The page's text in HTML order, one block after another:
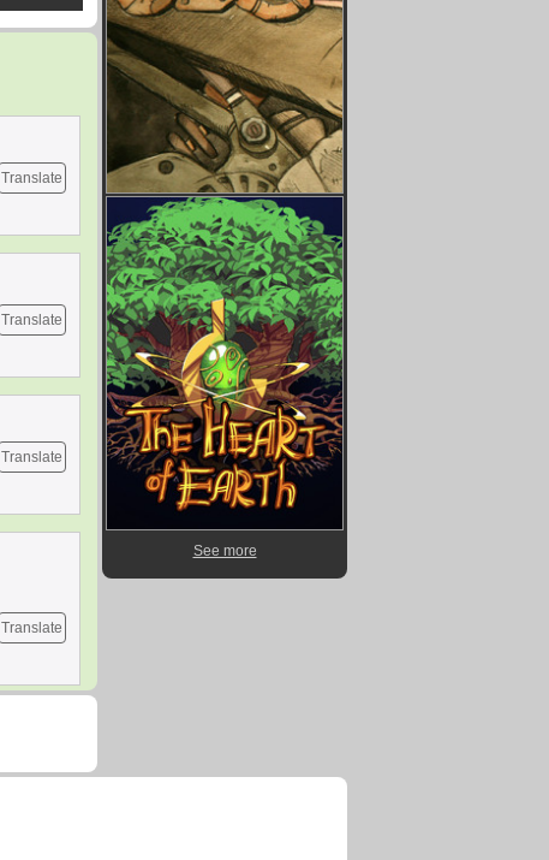
Translate
Translate
Translate
Translate
See more